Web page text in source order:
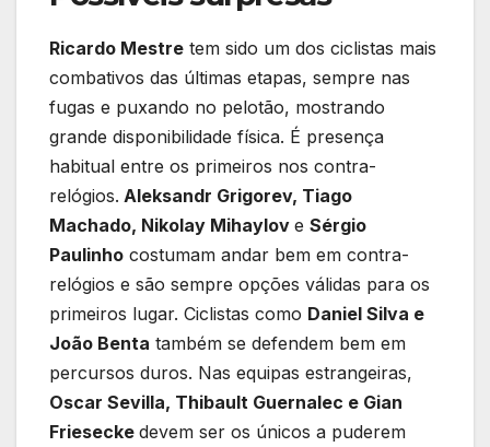
Ricardo Mestre tem sido um dos ciclistas mais
combativos das últimas etapas, sempre nas
fugas e puxando no pelotão, mostrando
grande disponibilidade física. É presença
habitual entre os primeiros nos contra-
relógios. Aleksandr Grigorev, Tiago
Machado, Nikolay Mihaylov e Sérgio
Paulinho costumam andar bem em contra-
relógios e são sempre opções válidas para os
primeiros lugar. Ciclistas como Daniel Silva e
João Benta também se defendem bem em
percursos duros. Nas equipas estrangeiras,
Oscar Sevilla, Thibault Guernalec e Gian
Friesecke devem ser os únicos a puderem